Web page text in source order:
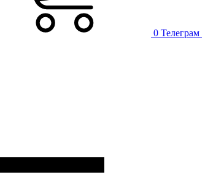
0 Телеграм